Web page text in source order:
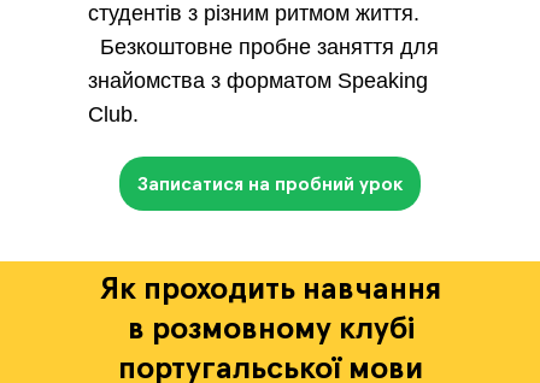
Записатися на пробний урок
студентів з різним ритмом життя.
Безкоштовне пробне заняття для
знайомства з форматом Speaking
Club.
Як проходить навчання
в розмовному клубі
португальської мови